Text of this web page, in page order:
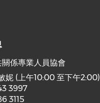
係專業人員協會
妮 (上午10:00 至下午2:00)
3997
3115